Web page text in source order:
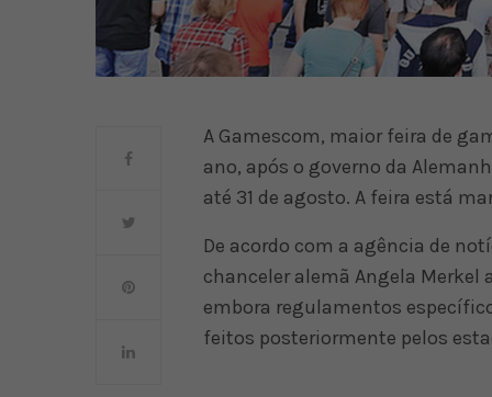
A Gamescom, maior feira de
ano, após o governo da
até 31 de agosto. A feira está
De acordo com a agência de
chanceler alemã Angela
embora regulamentos
feitos posteriormente pelos